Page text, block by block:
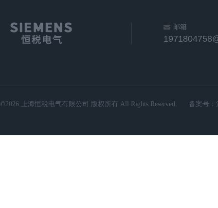
邮箱
©2026 上海恒税电气有限公司 版权所有 All Rights Reserved. 备案号：